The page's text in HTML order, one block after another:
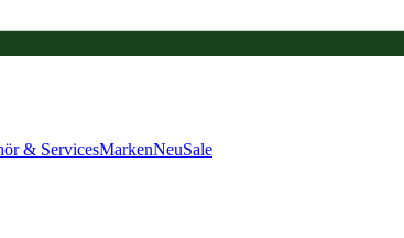
& ServicesMarkenNeuSale